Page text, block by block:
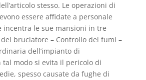
stesso. Le operazioni di
essere affidate a personale
incentra le sue mansioni in tre
bruciatore – Controllo dei fumi –
dell’impianto di
tal modo si evita il pericolo di
spesso causate da fughe di